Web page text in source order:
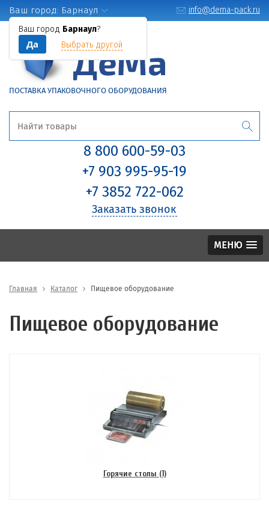
Ваш город: Барнаул
Ваш город Барнаул?
Да Выбрать другой
info@dema-pack.ru
ПОСТАВКА УПАКОВОЧНОГО ОБОРУДОВАНИЯ
8 800 600-59-03
+7 903 995-95-19
+7 3852 722-062
Заказать звонок
МЕНЮ
Главная Каталог Пищевое оборудование
Пищевое оборудование
Горячие столы (1)